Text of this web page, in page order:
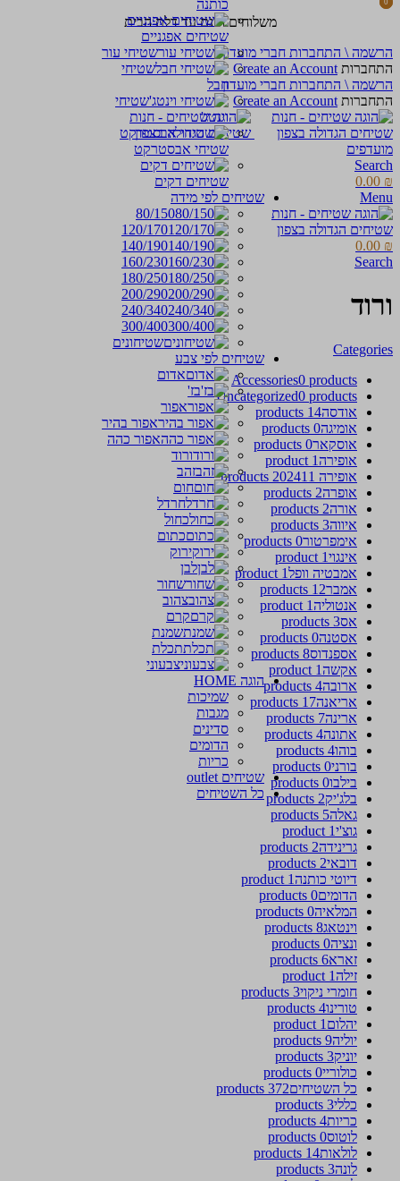
משלוחים חינם עד דלת הבית
הרשמה \ התחברות חברי מועדון
התחברות Create an Account
הרשמה \ התחברות חברי מועדון
התחברות Create an Account
מועדפים
Search
0
0.00 ₪
Menu
0
0.00 ₪
Search
כותנה
שטיחים אפגניים
שטיחי עור
שטיחי
חבל
שטיחי
וינטג'
שטיחי אבסטרקט
שטיחים דקים
שטיחים לפי מידה
80/150
120/170
140/190
160/230
180/250
200/290
240/340
300/400
שטיחונים
שטיחים לפי צבע
אדום
בז'
אפור
אפור בהיר
אפור כהה
ורוד
זהב
חום
חרדל
כחול
כתום
ירוק
לבן
שחור
צהוב
קרם
שמנת
תכלת
צבעוני
הוגה HOME
שמיכות
מגבות
סדינים
הדומים
כריות
שטיחים outlet
כל השטיחים
ורוד
Categories
Accessories0 products
Uncategorized0 products
אודסה14 products
אומיגה0 products
אוסקאר0 products
אופירה1 product
אופירה 2024 11 products
אופרה2 products
אורה2 products
איווה3 products
אימפרטור0 products
אינגוי1 product
אמבטיה וופל1 product
אמבר12 products
אנטוליה1 product
אס3 products
אסטנה0 products
אספנדוס8 products
אקשה1 product
ארובה4 products
אריאנה17 products
ארינה7 products
אתונה4 products
בוהו4 products
בורני0 products
בילבו0 products
בלג'יק2 products
גאלה5 products
גוצ'י1 product
גרינידה2 products
דובאי2 products
דיוטי כותנה1 product
הדומים0 products
המלאיה0 products
וינטאג8 products
ונציה0 products
זארא6 products
זילה1 product
חומרי ניקוי3 products
טורינו4 products
יהלום 1 product
יוליה9 products
יוניק3 products
כולוריי0 products
כל השטיחים372 products
כללי3 products
כריות4 products
לוטוס0 products
לולאות14 products
לונה3 products